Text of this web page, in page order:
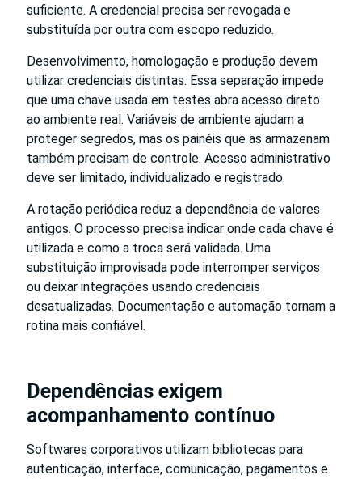
suficiente. A credencial precisa ser revogada e
substituída por outra com escopo reduzido.
Desenvolvimento, homologação e produção devem
utilizar credenciais distintas. Essa separação impede
que uma chave usada em testes abra acesso direto
ao ambiente real. Variáveis de ambiente ajudam a
proteger segredos, mas os painéis que as armazenam
também precisam de controle. Acesso administrativo
deve ser limitado, individualizado e registrado.
A rotação periódica reduz a dependência de valores
antigos. O processo precisa indicar onde cada chave é
utilizada e como a troca será validada. Uma
substituição improvisada pode interromper serviços
ou deixar integrações usando credenciais
desatualizadas. Documentação e automação tornam a
rotina mais confiável.
Dependências exigem
acompanhamento contínuo
Softwares corporativos utilizam bibliotecas para
autenticação, interface, comunicação, pagamentos e